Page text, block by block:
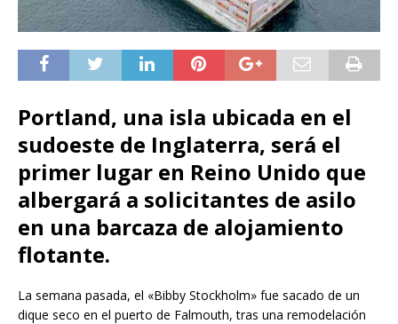
Portland, una isla ubicada en el
sudoeste de Inglaterra, será el
primer lugar en Reino Unido que
albergará a solicitantes de asilo
en una barcaza de alojamiento
flotante.
La semana pasada, el «Bibby Stockholm» fue sacado de un
dique seco en el puerto de Falmouth, tras una remodelación